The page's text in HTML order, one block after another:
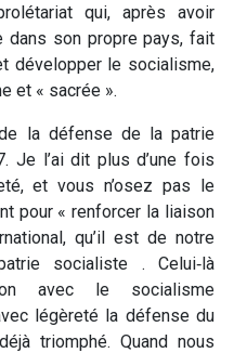
qui, après avoir
dans son propre pays, fait
développer le socialisme,
et « sacrée ».
la défense de la patrie
Je l’ai dit plus d’une fois
et vous n’osez pas le
pour « renforcer la liaison
qu’il est de notre
socialiste . Celui‑là
avec le socialisme
légèreté la dé­fense du
triomphé. Quand nous